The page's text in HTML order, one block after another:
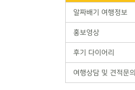
알짜배기 여행정보
홍보영상
후기 다이어리
여행상담 및 견적문의